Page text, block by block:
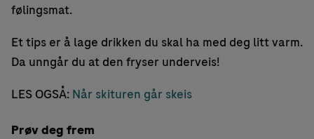
følingsmat.
Et tips er å lage drikken du skal ha med deg litt varm.
Da unngår du at den fryser underveis!
LES OGSÅ: Når skituren går skeis
Prøv deg frem